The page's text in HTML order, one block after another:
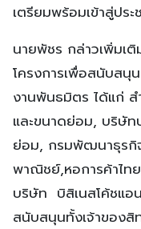
เตรียมพร้อมเข้าสู่ประ
นายพัชร กล่าวเพิ่มเ
โครงการเพื่อสนับส
งานพันธมิตร ได้แก่ ส
และขนาดย่อม, บริษัท
ย่อม, กรมพัฒนาธุรกิ
พาณิชย์,หอการค้าไท
บริษัท บิสิเนสโค้ชแอ
สนับสนุนทั้งเจ้าของสิ